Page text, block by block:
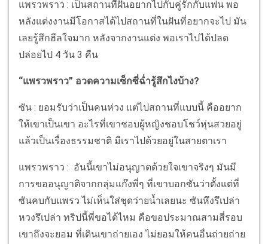
แพรวพราว : เป็นสถานที่ฝันอยากไปกับคู่รักกับแฟน พอ
หลังแต่งงานมีโอกาสได้ไปสถานที่ในฝันที่อยากจะไป มัน
เลยรู้สึกฮีลใจมาก หลังจากงานแต่ง พอเราไปได้ปลด
ปล่อยไป 4 วัน 3 คืน
“แพรวพราว” อวดความเซ็กซี่ฉ่ำรู้สึกไงบ้าง?
ซัน : ยอมรับว่าเป็นคนห่วง แต่ไปสถานที่แบบนี้ คืออยาก
ให้เขาเป็นเขา อะไรที่เขาชอบผู้หญิงชอบโชว์หุ่นสวยอยู่
แล้วเป็นเรื่องธรรมชาติ มีเราไปด้วยอยู่ในสายตาเรา
แพรวพราว : อันนี้เขาไม่อนุญาตด้วยใจเขาจริงๆ มันมี
การขออนุญาติจากกลุ่มแก๊งพี่ๆ ที่เขาบอกซันว่าตั้งแต่ที่
ซันคบกับแพรว ไม่เห็นใส่ชุดว่ายน้ำเลยนะ ซันหึงรึเปล่า
หวงรึเปล่า ทริปนี้พี่ขอได้ไหม คือขอประมาณสามสี่รอบ
เขาถึงจะยอม ที่เดินเขาถ่ายเอง ไม่ยอมให้คนอื่นถ่ายถ่าย